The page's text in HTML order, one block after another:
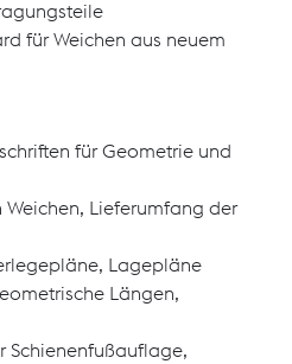
für Weichen aus neuem
für Geometrie und
Lieferumfang der
Lagepläne
Längen,
Schienenfußauflage,